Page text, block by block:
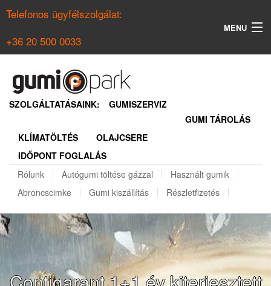
Telefonos ügyfélszolgálat:
+36 20 500 0033
MENU
NYÁRI GUMI KERESŐ
REGISZTRÁCIÓ
SZOLGÁLTATÁSAINK:
GUMISZERVIZ
GUMI TÁROLÁS
KLÍMATÖLTÉS
OLAJCSERE
IDŐPONT FOGLALÁS
Rólunk
Autógumi töltése gázzal
Használt gumik
Abroncscimke
Gumi kiszállítás Részletfizetés